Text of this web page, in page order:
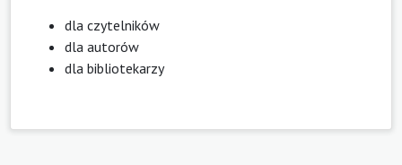
dla czytelników
dla autorów
dla bibliotekarzy